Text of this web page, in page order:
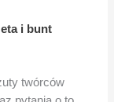
i bunt
twórców